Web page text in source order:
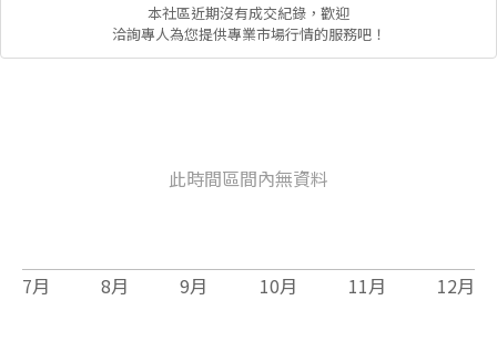
本社區近期沒有成交紀錄，歡迎
洽詢專人為您提供專業市場行情的服務吧！
此時間區間內無資料
7月 8月 9月 10月 11月 12月